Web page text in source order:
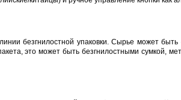
безгнилостной упаковки. Сырье может
это может быть безгнилостными сумкой,